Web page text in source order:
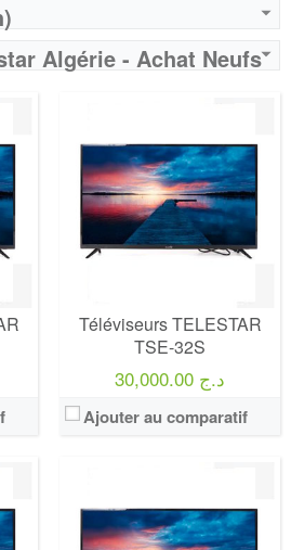
Algérie - Achat Neufs
Téléviseurs TELESTAR
TSE-32S
30,000.00 د.ج
Ajouter au comparatif
Prix:108000
Définition:UHD TV
View Details →